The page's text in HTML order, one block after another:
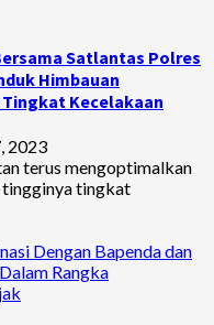
Satlantas Polres
Himbauan
Kecelakaan
2023
terus mengoptimalkan
tingginya tingkat
Dengan Bapenda dan
Rangka